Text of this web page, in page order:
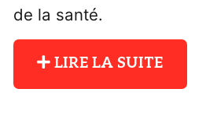
de la santé.
LIRE LA SUITE